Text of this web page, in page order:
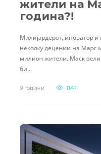
жители на
година?!
Милијардерот, иноватор
неколку децении на Марс
милион жители. Маск вели
би…
9 години 1147